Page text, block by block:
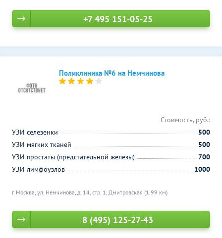
+7 495 151-05-25
Поликлиника №6 на Немчинова
г. Москва, ул. Немчинова, д. 14, стр. 1, Дмитровская (1.99 км)
Стоимость, руб.:
УЗИ селезенки
500
УЗИ мягких тканей
500
УЗИ простаты (предстательной железы)
700
УЗИ лимфоузлов
1000
8 (495) 125-27-43